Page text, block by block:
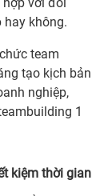
hay không.
team
tạo kịch bản
nghiệp,
1
kiệm thời gian